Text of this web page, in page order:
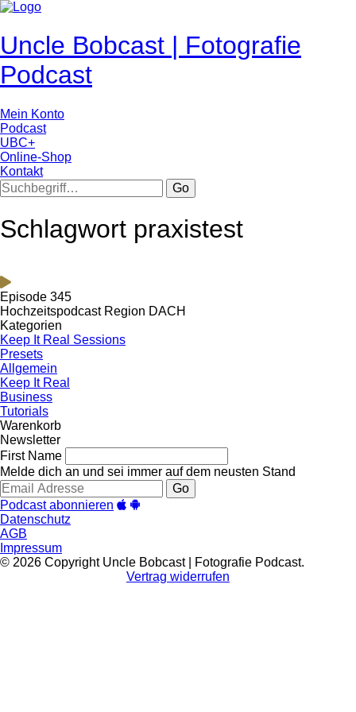
Uncle Bobcast | Fotografie
Podcast
Mein Konto
Podcast
UBC+
Online-Shop
Kontakt
Go
Schlagwort praxistest
Episode 345
Hochzeitspodcast Region DACH
Kategorien
Keep It Real Sessions
Presets
Allgemein
Keep It Real
Business
Tutorials
Warenkorb
Newsletter
First Name
Melde dich an und sei immer auf dem neusten Stand
Go
Podcast abonnieren
Datenschutz
AGB
Impressum
© 2026 Copyright Uncle Bobcast | Fotografie Podcast.
Vertrag widerrufen